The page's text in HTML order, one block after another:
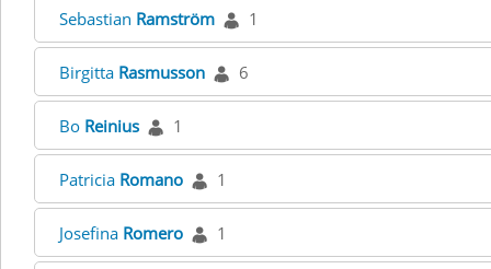
Sebastian Ramström 1
Birgitta Rasmusson 6
Bo Reinius 1
Patricia Romano 1
Josefina Romero 1